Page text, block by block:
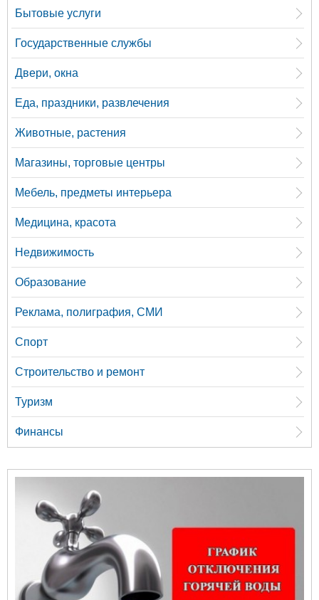
Бытовые услуги
Государственные службы
Двери, окна
Еда, праздники, развлечения
Животные, растения
Магазины, торговые центры
Мебель, предметы интерьера
Медицина, красота
Недвижимость
Образование
Реклама, полиграфия, СМИ
Спорт
Строительство и ремонт
Туризм
Финансы